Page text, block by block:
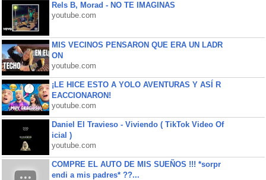
Rels B, Morad - NO TE IMAGINAS
youtube.com
MIS VECINOS PENSARON QUE ERA UN LADR
ON
youtube.com
¡LE HICE ESTO A YOLO AVENTURAS Y ASÍ R
EACCIONARON!
youtube.com
Daniel El Travieso - Viviendo ( TikTok Video Of
icial )
youtube.com
COMPRE EL AUTO DE MIS SUEÑOS !!! *sorpr
endi a mis padres* ??...